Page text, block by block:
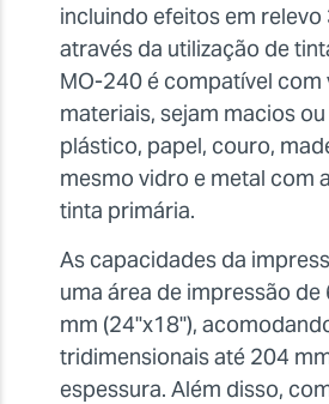
incluindo efeitos em relevo
através da utilização de
MO-240 é compatível com
materiais, sejam macios
plástico, papel, couro,
mesmo vidro e metal com
tinta primária.
As capacidades da
uma área de impressão
mm (24"x18"),
tridimensionais até 204
espessura. Além disso,